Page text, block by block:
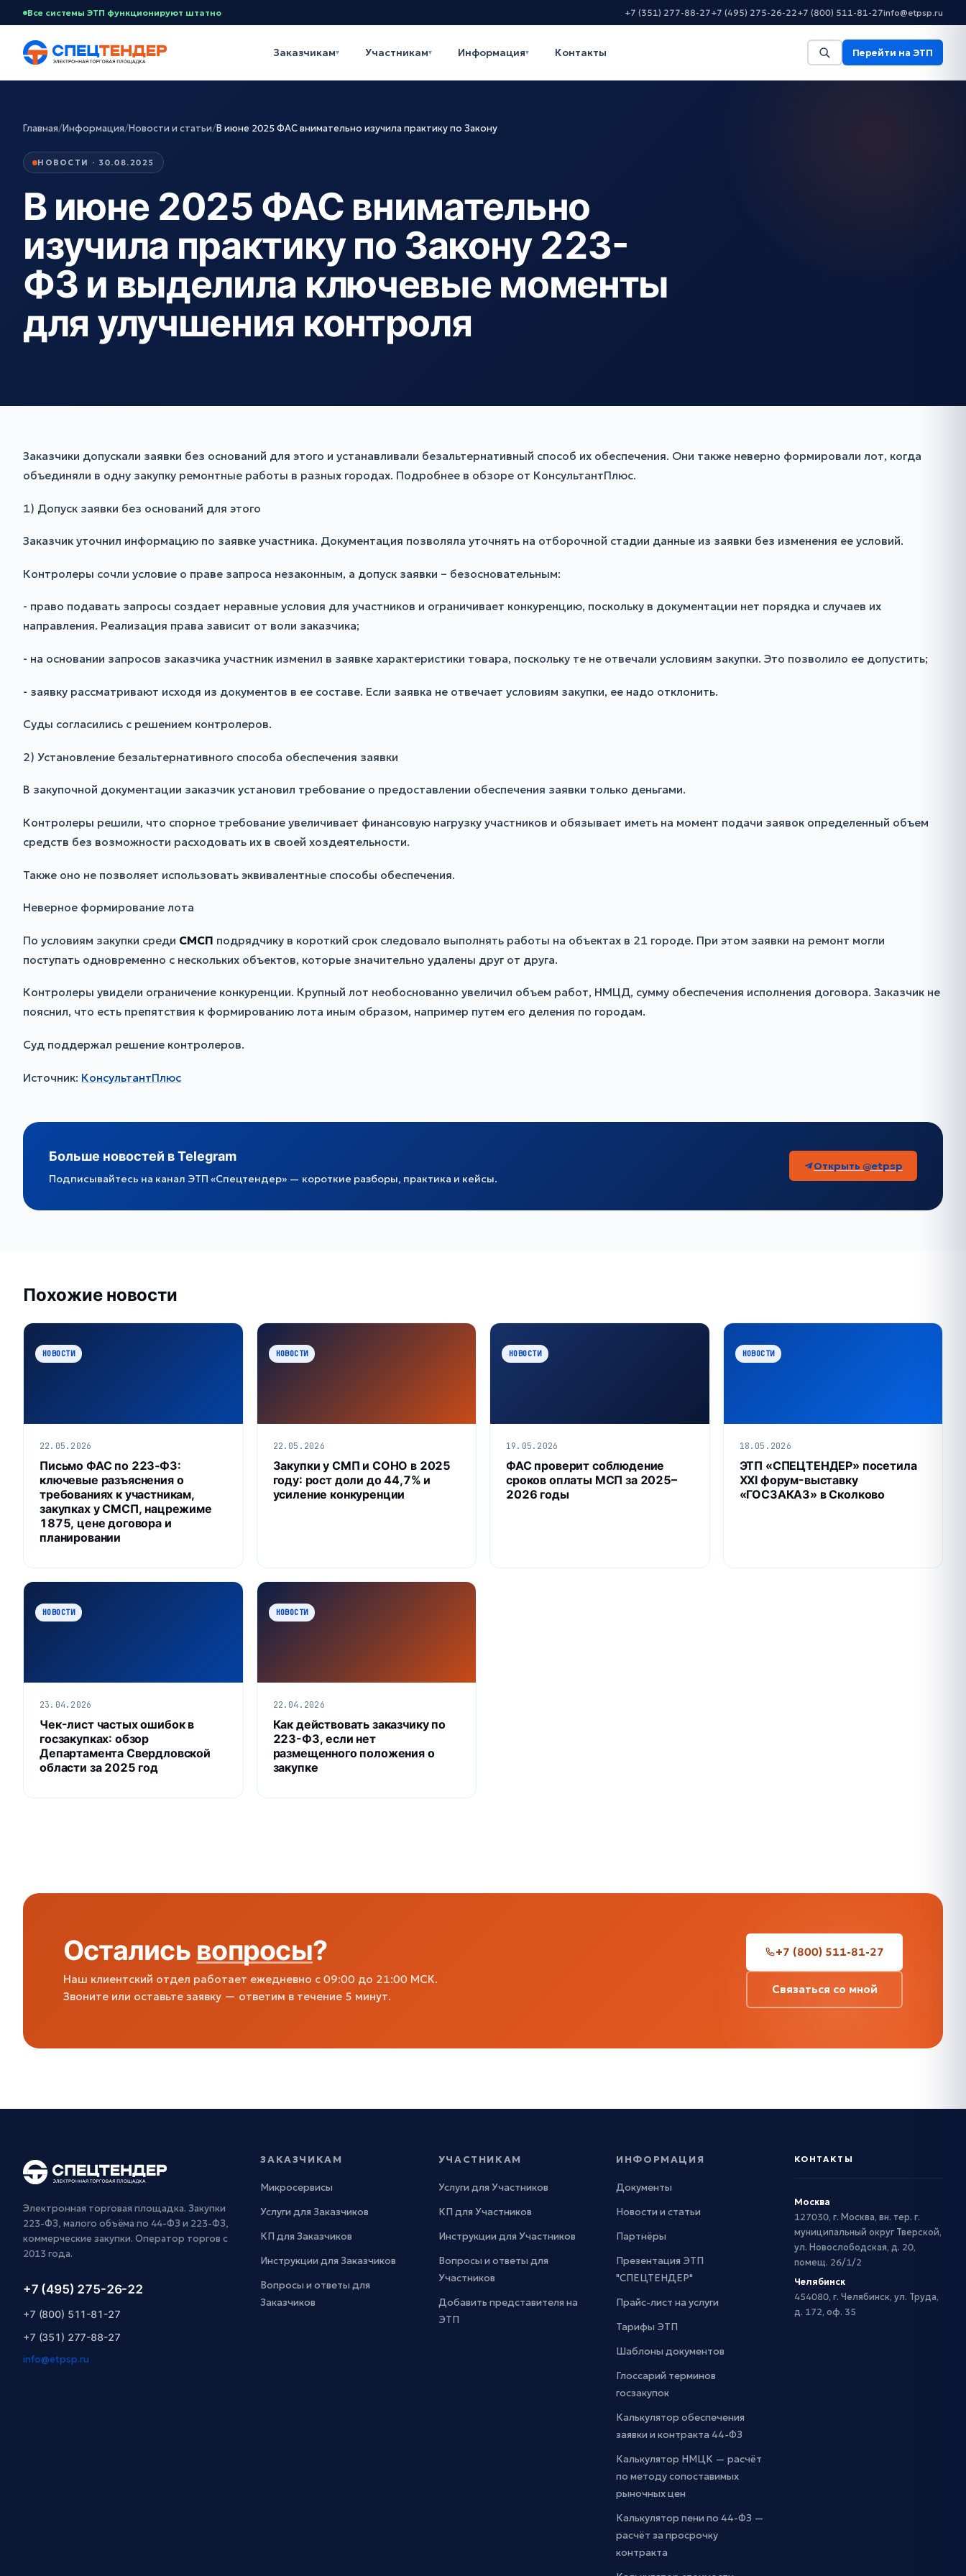
Все системы ЭТП функционируют штатно +7 (351) 277-88-27+7 (495) 275-26-22+7 (800) 511-81-27info@etpsp.ru
Заказчикам▾ Участникам▾ Информация▾ Контакты Перейти на ЭТП
Главная/Информация/Новости и статьи/В июне 2025 ФАС внимательно изучила практику по Закону
НОВОСТИ · 30.08.2025
В июне 2025 ФАС внимательно
изучила практику по Закону 223-
ФЗ и выделила ключевые моменты
для улучшения контроля
Заказчики допускали заявки без оснований для этого и устанавливали безальтернативный способ их обеспечения. Они также неверно формировали лот, когда
объединяли в одну закупку ремонтные работы в разных городах. Подробнее в обзоре от КонсультантПлюс.
1) Допуск заявки без оснований для этого
Заказчик уточнил информацию по заявке участника. Документация позволяла уточнять на отборочной стадии данные из заявки без изменения ее условий.
Контролеры сочли условие о праве запроса незаконным, а допуск заявки – безосновательным:
- право подавать запросы создает неравные условия для участников и ограничивает конкуренцию, поскольку в документации нет порядка и случаев их
направления. Реализация права зависит от воли заказчика;
- на основании запросов заказчика участник изменил в заявке характеристики товара, поскольку те не отвечали условиям закупки. Это позволило ее допустить;
- заявку рассматривают исходя из документов в ее составе. Если заявка не отвечает условиям закупки, ее надо отклонить.
Суды согласились с решением контролеров.
2) Установление безальтернативного способа обеспечения заявки
В закупочной документации заказчик установил требование о предоставлении обеспечения заявки только деньгами.
Контролеры решили, что спорное требование увеличивает финансовую нагрузку участников и обязывает иметь на момент подачи заявок определенный объем
средств без возможности расходовать их в своей хоздеятельности.
Также оно не позволяет использовать эквивалентные способы обеспечения.
Неверное формирование лота
По условиям закупки среди СМСП подрядчику в короткий срок следовало выполнять работы на объектах в 21 городе. При этом заявки на ремонт могли
поступать одновременно с нескольких объектов, которые значительно удалены друг от друга.
Контролеры увидели ограничение конкуренции. Крупный лот необоснованно увеличил объем работ, НМЦД, сумму обеспечения исполнения договора. Заказчик не
пояснил, что есть препятствия к формированию лота иным образом, например путем его деления по городам.
Суд поддержал решение контролеров.
Источник: КонсультантПлюс
Больше новостей в Telegram
Подписывайтесь на канал ЭТП «Спецтендер» — короткие разборы, практика и кейсы.
Открыть @etpsp
Похожие новости
НОВОСТИ
22.05.2026
Письмо ФАС по 223‑ФЗ:
ключевые разъяснения о
требованиях к участникам,
закупках у СМСП, нацрежиме
1875, цене договора и
планировании
НОВОСТИ
22.05.2026
Закупки у СМП и СОНО в 2025
году: рост доли до 44,7% и
усиление конкуренции
НОВОСТИ
19.05.2026
ФАС проверит соблюдение
сроков оплаты МСП за 2025–
2026 годы
НОВОСТИ
18.05.2026
ЭТП «СПЕЦТЕНДЕР» посетила
XXI форум-выставку
«ГОСЗАКАЗ» в Сколково
НОВОСТИ
23.04.2026
Чек-лист частых ошибок в
госзакупках: обзор
Департамента Свердловской
области за 2025 год
НОВОСТИ
22.04.2026
Как действовать заказчику по
223-ФЗ, если нет
размещенного положения о
закупке
Остались вопросы?
Наш клиентский отдел работает ежедневно с 09:00 до 21:00 МСК.
Звоните или оставьте заявку — ответим в течение 5 минут.
+7 (800) 511-81-27
Связаться со мной
Электронная торговая площадка. Закупки
223-ФЗ, малого объёма по 44-ФЗ и 223-ФЗ,
коммерческие закупки. Оператор торгов с
2013 года.
+7 (495) 275-26-22
+7 (800) 511-81-27
+7 (351) 277-88-27
info@etpsp.ru
ЗАКАЗЧИКАМ
Микросервисы
Услуги для Заказчиков
КП для Заказчиков
Инструкции для Заказчиков
Вопросы и ответы для
Заказчиков
УЧАСТНИКАМ
Услуги для Участников
КП для Участников
Инструкции для Участников
Вопросы и ответы для
Участников
Добавить представителя на
ЭТП
ИНФОРМАЦИЯ
Документы
Новости и статьи
Партнёры
Презентация ЭТП
"СПЕЦТЕНДЕР"
Прайс-лист на услуги
Тарифы ЭТП
Шаблоны документов
Глоссарий терминов
госзакупок
Калькулятор обеспечения
заявки и контракта 44-ФЗ
Калькулятор НМЦК — расчёт
по методу сопоставимых
рыночных цен
Калькулятор пени по 44-ФЗ —
расчёт за просрочку
контракта
КОНТАКТЫ
Москва
127030, г. Москва, вн. тер. г.
муниципальный округ Тверской,
ул. Новослободская, д. 20,
помещ. 26/1/2
Челябинск
454080, г. Челябинск, ул. Труда,
д. 172, оф. 35